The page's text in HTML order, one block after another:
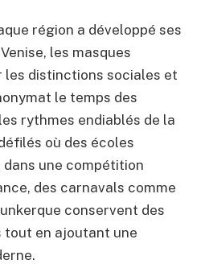
région a développé ses
les masques
les distinctions sociales et
le temps des
rythmes endiablés de la
où des écoles
une compétition
des carnavals comme
conservent des
tout en ajoutant une